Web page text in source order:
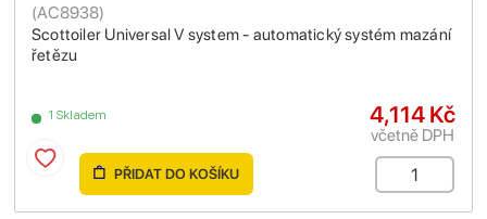
Scottoiler Universal V system - automatický systém mazání
řetězu
(AC8938)
1 Skladem 4,114 Kč
včetně DPH
PŘIDAT DO KOŠÍKU